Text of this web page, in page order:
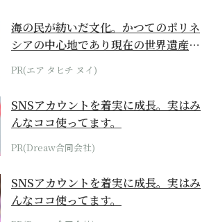
海の民が紡いだ文化。かつてのポリネ
シアの中心地であり現在の世界遺産か
らみえてくる...
PR(エア タヒチ ヌイ)
SNSアカウントを着実に成長。実はみ
んなココ使ってます。
PR(Dreaw合同会社)
SNSアカウントを着実に成長。実はみ
んなココ使ってます。